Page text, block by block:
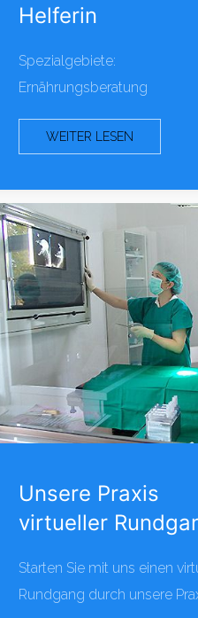
Helferin
Spezialgebiete:
Ernährungsberatung
WEITER LESEN
Unsere Praxis
virtueller
Starten Sie mit uns einen
Rundgang durch unsere